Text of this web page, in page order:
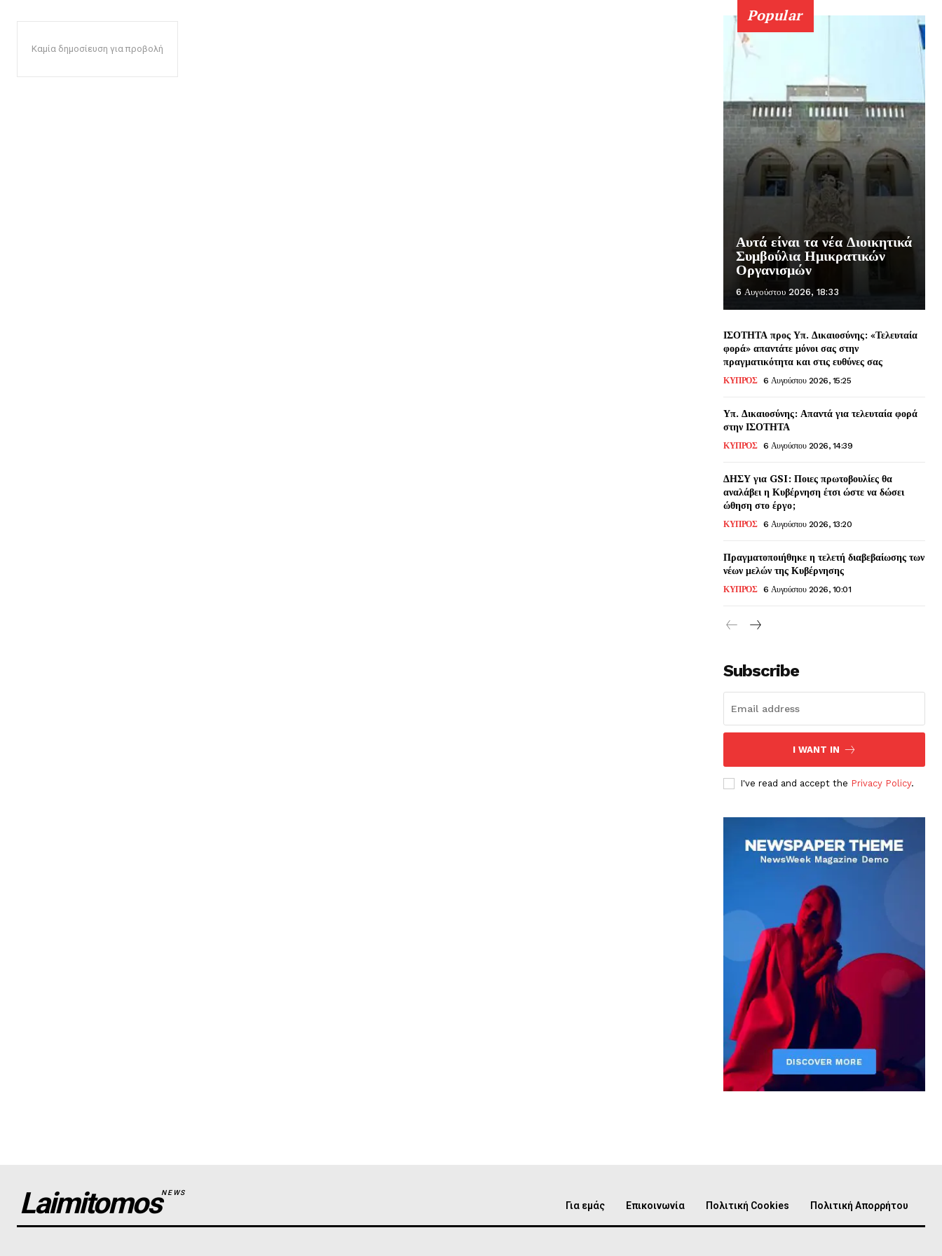
Καμία δημοσίευση για προβολή
Popular
Αυτά είναι τα νέα Διοικητικά
Συμβούλια Ημικρατικών
Οργανισμών
6 Αυγούστου 2026, 18:33
ΙΣΟΤΗΤΑ προς Υπ. Δικαιοσύνης: «Τελευταία
φορά» απαντάτε μόνοι σας στην
πραγματικότητα και στις ευθύνες σας
ΚΥΠΡΟΣ 6 Αυγούστου 2026, 15:25
Υπ. Δικαιοσύνης: Απαντά για τελευταία φορά
στην ΙΣΟΤΗΤΑ
ΚΥΠΡΟΣ 6 Αυγούστου 2026, 14:39
ΔΗΣΥ για GSI: Ποιες πρωτοβουλίες θα
αναλάβει η Κυβέρνηση έτσι ώστε να δώσει
ώθηση στο έργο;
ΚΥΠΡΟΣ 6 Αυγούστου 2026, 13:20
Πραγματοποιήθηκε η τελετή διαβεβαίωσης των
νέων μελών της Κυβέρνησης
ΚΥΠΡΟΣ 6 Αυγούστου 2026, 10:01
Subscribe
I WANT IN
I've read and accept the Privacy Policy.
LaimitomosNEWS
Για εμάς Επικοινωνία Πολιτική Cookies Πολιτική Απορρήτου